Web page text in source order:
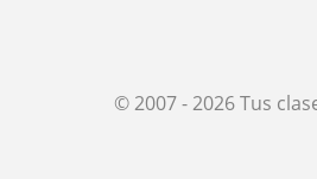
© 2007 - 2026 Tus